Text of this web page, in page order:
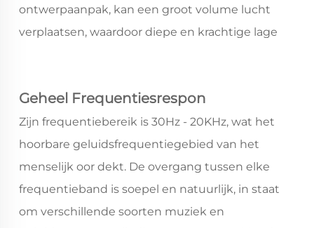
ontwerpaanpak, kan een groot volume lucht
verplaatsen, waardoor diepe en krachtige lage
het sterke ritme van tromgeroffel in muziek, het
kan solide worden gereproduceerd, met een
diepe bas die tot 30Hz daalt, wat een extreem
impactvolle lage-frequentie-ervaring oplevert.
Tegelijkertijd kan het de helderheid en controle
van de lage frequenties garanderen, zonder dat
Geheel Frequentiesrespon
Zijn frequentiebereik is 30Hz - 20KHz, wat het
hoorbare geluidsfrequentiegebied van het
menselijk oor dekt. De overgang tussen elke
frequentieband is soepel en natuurlijk, in staat
om verschillende soorten muziek en